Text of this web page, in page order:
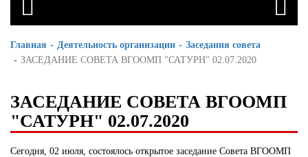
Главная Деятельность организации
Заседания совета
ЗАСЕДАНИЕ СОВЕТА ВГООМП "САТУРН" 02.07.2020
ЗАСЕДАНИЕ СОВЕТА ВГООМП
"САТУРН" 02.07.2020
Сегодня, 02 июля, состоялось открытое заседание Совета ВГООМП